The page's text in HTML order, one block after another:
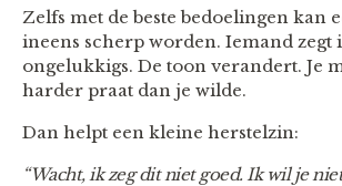
Zelfs met de beste bedoelingen kan
ineens scherp worden. Iemand zegt
ongelukkigs. De toon verandert. Je
harder praat dan je wilde.
Dan helpt een kleine herstelzin:
“Wacht, ik zeg dit niet goed. Ik wil je